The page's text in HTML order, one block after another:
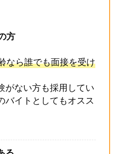
方
なら誰でも面接を受け
がない方も採用してい
バイトとしてもオスス